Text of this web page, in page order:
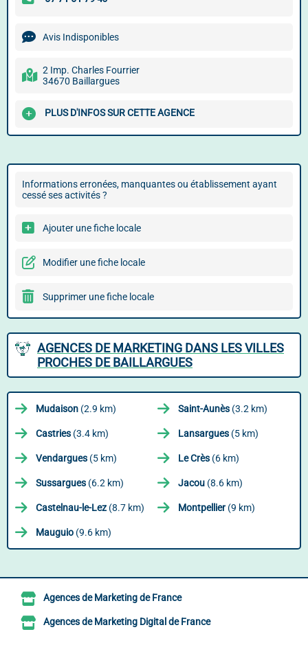
Avis Indisponibles
2 Imp. Charles Fourrier
34670 Baillargues
PLUS D'INFOS SUR CETTE AGENCE
Informations erronées, manquantes ou établissement ayant
cessé ses activités ?
Ajouter une fiche locale
Modifier une fiche locale
Supprimer une fiche locale
AGENCES DE MARKETING DANS LES VILLES
PROCHES DE BAILLARGUES
Mudaison (2.9 km) Saint-Aunès (3.2 km)
Castries (3.4 km) Lansargues (5 km)
Vendargues (5 km) Le Crès (6 km)
Sussargues (6.2 km) Jacou (8.6 km)
Castelnau-le-Lez (8.7 km) Montpellier(9 km)
Mauguio (9.6 km)
Agences de Marketing de France
Agences de Marketing Digital de France